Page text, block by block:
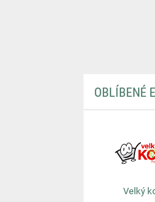
OBLÍBENÉ
Velký